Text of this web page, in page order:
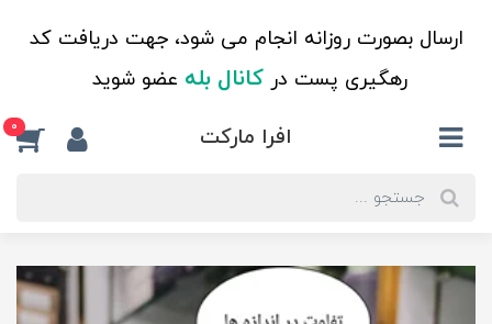
ارسال بصورت روزانه انجام می شود، جهت دریافت کد
رهگیری پست درکانال بله عضو شوید
افرا مارکت 0